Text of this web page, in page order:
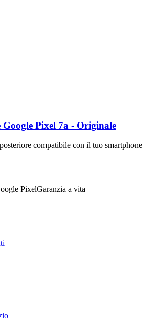
Google Pixel 7a - Originale
compatibile con il tuo smartphone
PixelGaranzia a vita